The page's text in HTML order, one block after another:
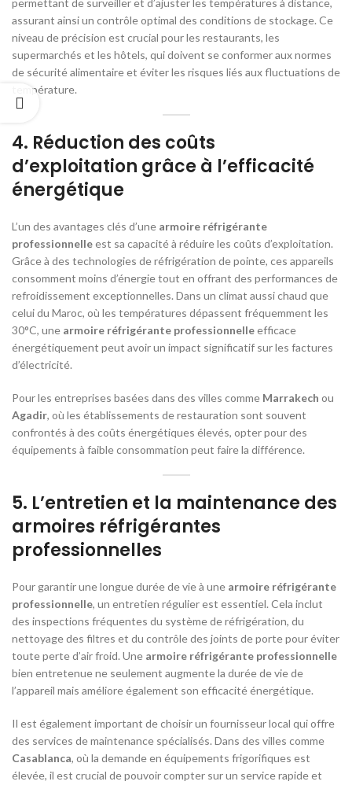
permettant de surveiller et d’ajuster les températures à distance,
assurant ainsi un contrôle optimal des conditions de stockage. Ce
niveau de précision est crucial pour les restaurants, les
supermarchés et les hôtels, qui doivent se conformer aux normes
de sécurité alimentaire et éviter les risques liés aux fluctuations de
température.
4. Réduction des coûts
d’exploitation grâce à l’efficacité
énergétique
L’un des avantages clés d’une armoire réfrigérante
professionnelleest sa capacité à réduire les coûts d’exploitation.
Grâce à des technologies de réfrigération de pointe, ces appareils
consomment moins d’énergie tout en offrant des performances de
refroidissement exceptionnelles. Dans un climat aussi chaud que
celui du Maroc, où les températures dépassent fréquemment les
30°C, une armoire réfrigérante professionnelleefficace
énergétiquement peut avoir un impact significatif sur les factures
d’électricité.
Pour les entreprises basées dans des villes comme Marrakech ou
Agadir, où les établissements de restauration sont souvent
confrontés à des coûts énergétiques élevés, opter pour des
équipements à faible consommation peut faire la différence.
5. L’entretien et la maintenance des
armoires réfrigérantes
professionnelles
Pour garantir une longue durée de vie à une armoire réfrigérante
professionnelle, un entretien régulier est essentiel. Cela inclut
des inspections fréquentes du système de réfrigération, du
nettoyage des filtres et du contrôle des joints de porte pour éviter
toute perte d’air froid. Une armoire réfrigérante professionnelle
bien entretenue ne seulement augmente la durée de vie de
l’appareil mais améliore également son efficacité énergétique.
Il est également important de choisir un fournisseur local qui offre
des services de maintenance spécialisés. Dans des villes comme
Casablanca, où la demande en équipements frigorifiques est
élevée, il est crucial de pouvoir compter sur un service rapide et